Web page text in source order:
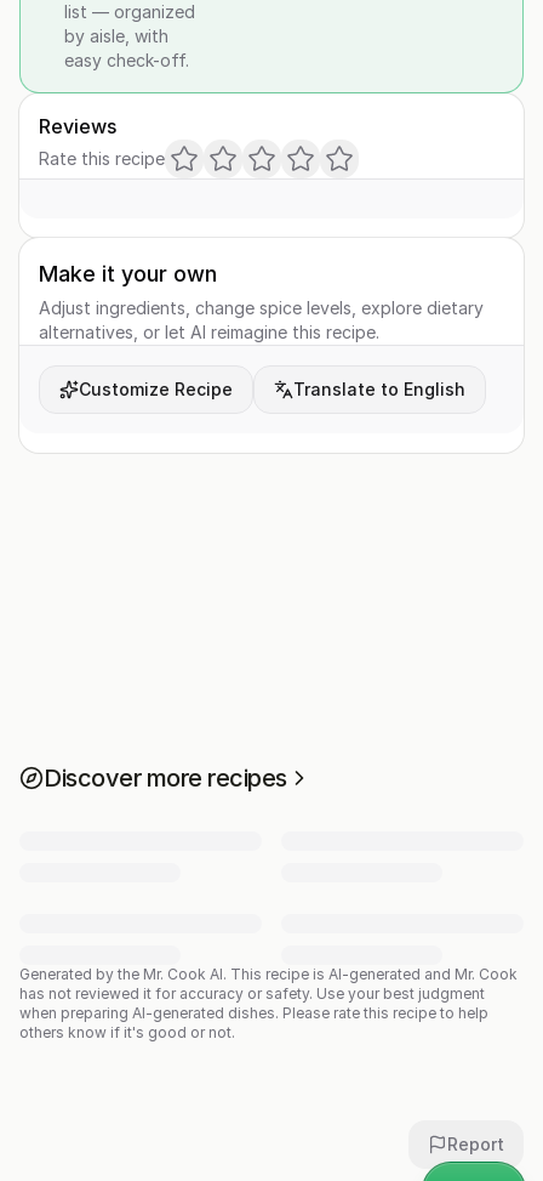
list — organized
by aisle, with
easy check-off.
Reviews
Rate this recipe
Make it your own
Adjust ingredients, change spice levels, explore dietary
alternatives, or let AI reimagine this recipe.
Customize Recipe Translate to English
Discover more recipes
Generated by the Mr. Cook AI. This recipe is AI-generated and Mr. Cook
has not reviewed it for accuracy or safety. Use your best judgment
when preparing AI-generated dishes. Please rate this recipe to help
others know if it's good or not.
Report